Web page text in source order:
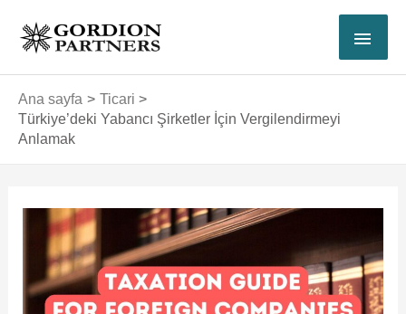
ANA
Ana sayfa
Ticari
Türkiye’deki Yabancı Şirketler İçin Vergilendirmeyi
Anlamak